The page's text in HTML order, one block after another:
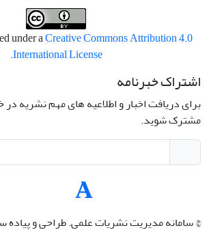
under aCreative Commons Attribution 4.0
International License
.
اشتراک خبرنامه
برای دریافت اخبار و اطلاعیه های مهم نشریه در
مشترک شوید.
© سامانه مدیریت نشریات علمی.طراحی و پیاده